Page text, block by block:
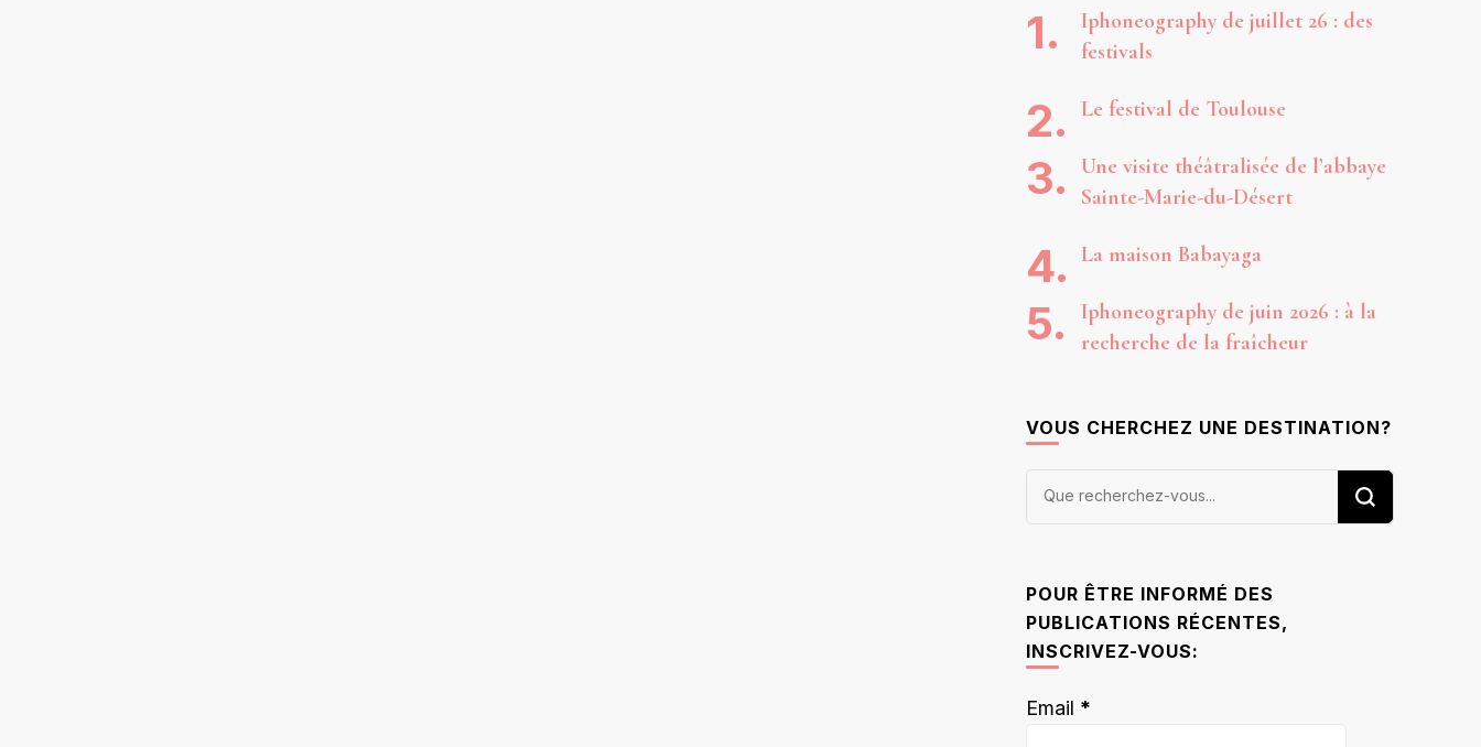
Iphoneography de juillet 26 : des
festivals
Le festival de Toulouse
Une visite théâtralisée de l’abbaye
Sainte-Marie-du-Désert
La maison Babayaga
Iphoneography de juin 2026 : à la
recherche de la fraîcheur
VOUS CHERCHEZ UNE DESTINATION?
Vous
POUR ÊTRE INFORMÉ DES
PUBLICATIONS RÉCENTES,
INSCRIVEZ-VOUS:
Email *